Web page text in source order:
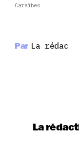
Caraïbes
Par La rédac
La